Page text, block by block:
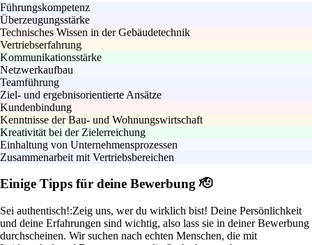
Führungskompetenz
Überzeugungsstärke
Technisches Wissen in der Gebäudetechnik
Vertriebserfahrung
Kommunikationsstärke
Netzwerkaufbau
Teamführung
Ziel- und ergebnisorientierte Ansätze
Kundenbindung
Kenntnisse der Bau- und Wohnungswirtschaft
Kreativität bei der Zielerreichung
Einhaltung von Unternehmensprozessen
Zusammenarbeit mit Vertriebsbereichen
Einige Tipps für deine Bewerbung 🫡
Sei authentisch!:Zeig uns, wer du wirklich bist! Deine Persönlichkeit
und deine Erfahrungen sind wichtig, also lass sie in deiner Bewerbung
durchscheinen. Wir suchen nach echten Menschen, die mit